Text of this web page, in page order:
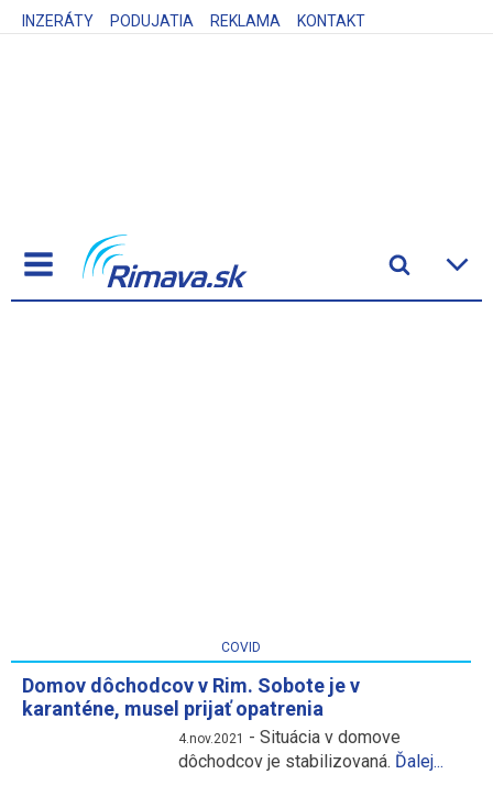
INZERÁTY PODUJATIA REKLAMA KONTAKT
COVID
Domov dôchodcov v Rim. Sobote je v
karanténe, musel prijať opatrenia
4.nov.2021 - Situácia v domove
dôchodcov je stabilizovaná. Ďalej...